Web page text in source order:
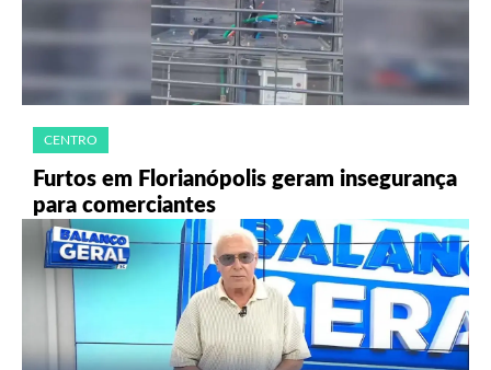
CENTRO
Furtos em Florianópolis geram insegurança
para comerciantes